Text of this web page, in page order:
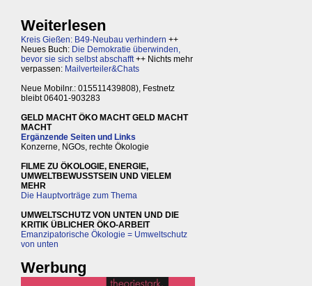
Weiterlesen
Kreis Gießen: B49-Neubau verhindern ++
Neues Buch: Die Demokratie überwinden,
bevor sie sich selbst abschafft++ Nichts mehr
verpassen: Mailverteiler&Chats
Neue Mobilnr.: 015511439808), Festnetz
bleibt 06401-903283
GELD MACHT ÖKO MACHT GELD MACHT
MACHT
Ergänzende Seiten und Links
Konzerne, NGOs, rechte Ökologie
FILME ZU ÖKOLOGIE, ENERGIE,
UMWELTBEWUSSTSEIN UND VIELEM
MEHR
Die Hauptvorträge zum Thema
UMWELTSCHUTZ VON UNTEN UND DIE
KRITIK ÜBLICHER ÖKO-ARBEIT
Emanzipatorische Ökologie = Umweltschutz
von unten
Werbung